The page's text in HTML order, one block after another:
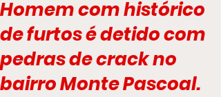
Homem com histórico
de furtos é detido com
pedras de crack no
bairro Monte Pascoal.